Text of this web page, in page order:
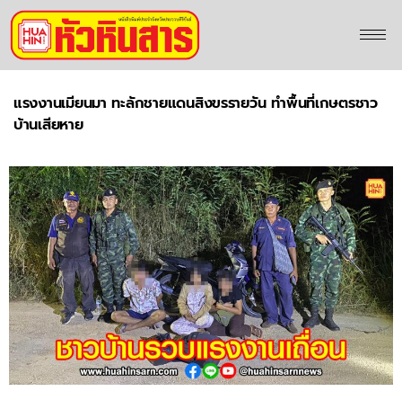
แรงงานเมียนมา ทะลักชายแดนสิงขรรายวัน ทำพื้นที่เกษตรชาว
บ้านเสียหาย